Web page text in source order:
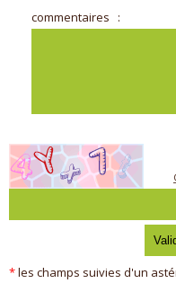
:
*les champs suivies d'un